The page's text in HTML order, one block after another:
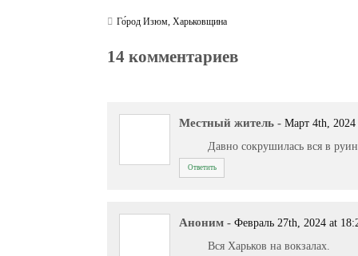
Го́род Изюм ,Харьковщина
14 комментариев
Местный житель - Март 4th, 2024
Давно сокрушилась вся в
Ответить
Аноним - Февраль 27th, 2024 at
Вся Харьков на вокзалах.